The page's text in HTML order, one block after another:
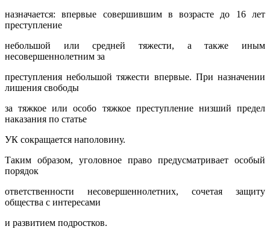
назначается: впервые совершившим в возрасте до 16 лет
преступление
небольшой или средней тяжести, а также иным
несовершеннолетним за
преступления небольшой тяжести впервые. При назначении
лишения свободы
за тяжкое или особо тяжкое преступление низший предел
наказания по статье
УК сокращается наполовину.
Таким образом, уголовное право предусматривает особый
порядок
ответственности несовершеннолетних, сочетая защиту
общества с интересами
и развитием подростков.